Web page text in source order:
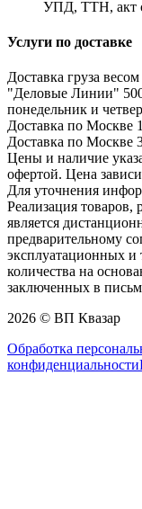
УПД, ТТН, акт
Услуги по доставке
Доставка груза
"Деловые Линии"
понедельник и
Доставка по Москве
Доставка по Москве
Цены и наличие
офертой. Цена
Для уточнения
Реализация товаров,
является
предварительному
эксплуатационных и
количества на
заключенных в
2026 © ВП Квазар
Обработка
конфиденциальности